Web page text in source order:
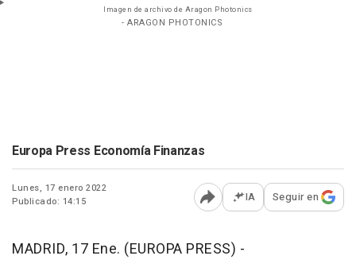
Imagen de archivo de Aragon Photonics
- ARAGON PHOTONICS
Europa Press Economía Finanzas
Lunes, 17 enero 2022
Publicado: 14:15
Abrir opciones para
IA Seguir en
MADRID, 17 Ene. (EUROPA PRESS) -